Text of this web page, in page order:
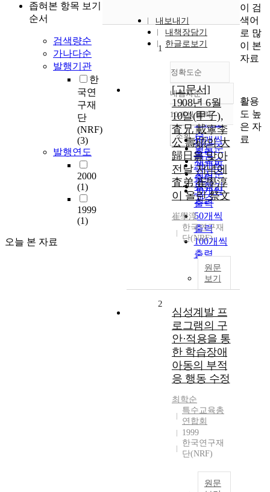
좁혀본 항목 보기
순서
검색량순
가나다순
발행기관
한
국연
구재
단
(NRF)
(3)
발행연도
2000
(1)
1999
(1)
오늘 본 자료
내보내기
내책장담기
한글로보기
정확도순
정확도
순
인기도
순
연도순
제목순
저자순
발행기
관순
내림차순
내림차순
10개씩 출력
10개씩
출력
20개씩
출력
30개씩
출력
50개씩
출력
100개씩
출력
조회
1
[고문서]
1908년 6월
10일(甲子),
査兄 載寧李
公 壽碩의 大
歸日을 맞아
전날 저녁에
査弟 崔學淳
이 올린 祭文
崔學淳
한국연구재
단(NRF)
원문
보기
2
심성계발 프
로그램의 구
안·적용을 통
한 학습장애
아동의 부적
응 행동 수정
최학순
특수교육총
연합회
1999
한국연구재
단(NRF)
원문
이 검
색어
로 많
이 본
자료
활용
도 높
은 자
료